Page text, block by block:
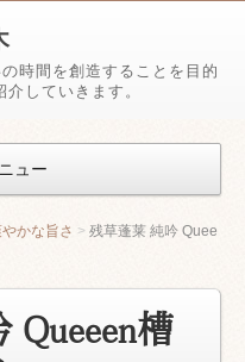
時間を創造することを目的
していきます。
ュー
かな旨さ
残草蓬莱 純吟 Quee
Queeen槽